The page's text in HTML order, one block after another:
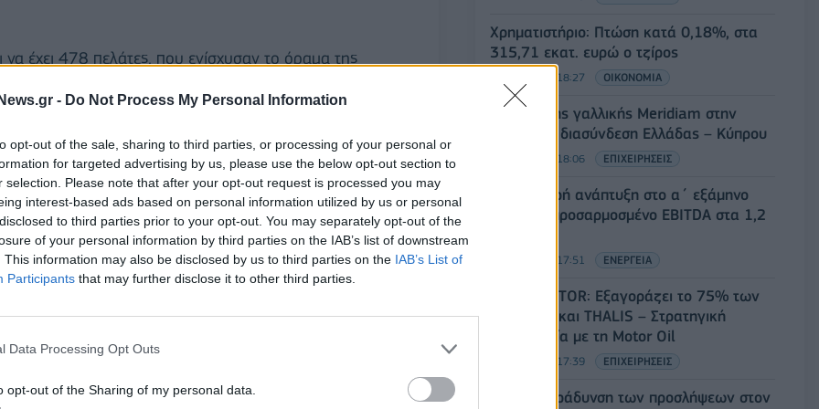
- Do Not Process My Personal Information
opt-out of the sale, sharing to third parties, or processing of your personal or
for targeted advertising by us, please use the below opt-out section to
selection. Please note that after your opt-out request is processed you may
interest-based ads based on personal information utilized by us or personal
to third parties prior to your opt-out. You may separately opt-out of the
of your personal information by third parties on the IAB’s list of downstream
This information may also be disclosed by us to third parties on the IAB’s List of
Participants that may further disclose it to other third parties.
Data Processing Opt Outs
opt-out of the Sharing of my personal data.
να έχει 478 πελάτες, που ενίσχυσαν το όραμα της
παρέχει state-of-the-art λύσεις και απαντά στα
στο φάσμα του ICT, με εμμονή στην
για τον πελάτη, σε βασικά πεδία: Business
έργα στην Ελλάδα, Κύπρο, Δυτική Ευρώπη αλλά
μεγαλύτερες εταιρίες πληροφορικής όπως
βασικότεροι πελάτες για το 2022 ήταν η ΔΕΛΤΑ,
Μύλοι Λούλη, Elpedison, AlumilΑΛΜΥ
(φωτό)δήλωσε: «Ευχαριστούμε όλους
από την αρχή της λειτουργίας μας. Αυτό
είναι το μείγμα βαθιάς τεχνικής γνώσης των
Χρηματιστήριο: Πτώση κατά 0,18%, στα
315,71 εκατ. ευρώ ο τζίρος
05/08/2026 - 18:27 ΟΙΚΟΝΟΜΙΑ
Είσοδος της γαλλικής Meridiam στην
ηλεκτρική διασύνδεση Ελλάδας – Κύπρου
05/08/2026 - 18:06 ΕΠΙΧΕΙΡΗΣΕΙΣ
ΔΕΗ: Ισχυρή ανάπτυξη στο α΄ εξάμηνο
2026 με προσαρμοσμένο EBITDA στα 1,2
05/08/2026 - 17:51 ΕΝΕΡΓΕΙΑ
Όμιλος AKTOR: Εξαγοράζει το 75% των
ΗΛΕΚΤΩΡ και THALIS – Στρατηγική
συνεργασία με τη Motor Oil
05/08/2026 - 17:39 ΕΠΙΧΕΙΡΗΣΕΙΣ
ΗΠΑ: Επιβράδυνση των προσλήψεων στον